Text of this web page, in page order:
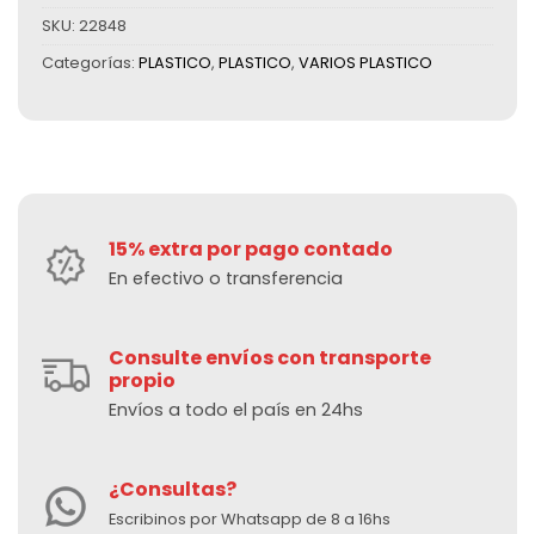
SKU: 22848
Categorías: PLASTICO, PLASTICO, VARIOS PLASTICO
15% extra por pago contado
En efectivo o transferencia
Consulte envíos con transporte
propio
Envíos a todo el país en 24hs
¿Consultas?
Escribinos por Whatsapp de 8 a 16hs